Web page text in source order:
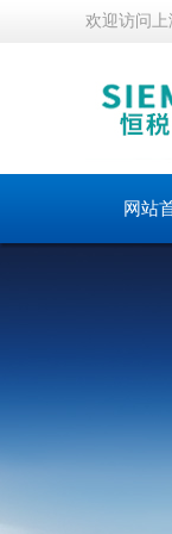
欢迎访问
网站